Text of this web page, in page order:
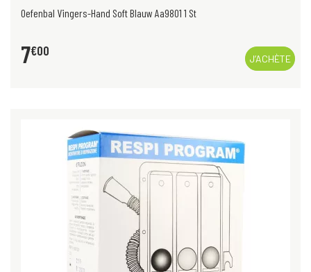
Oefenbal Vingers-Hand Soft Blauw Aa9801 1 St
7€00
J’ACHÈTE